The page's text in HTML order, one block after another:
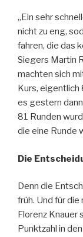
„Ein sehr
nicht zu eng,
fahren, die das
Siegers Martin
machten sich
Kurs, eigentlich
es gestern
81 Runden
die eine Runde
Die
Denn die
früh. Und für
Florenz Knauer
Punktzahl in